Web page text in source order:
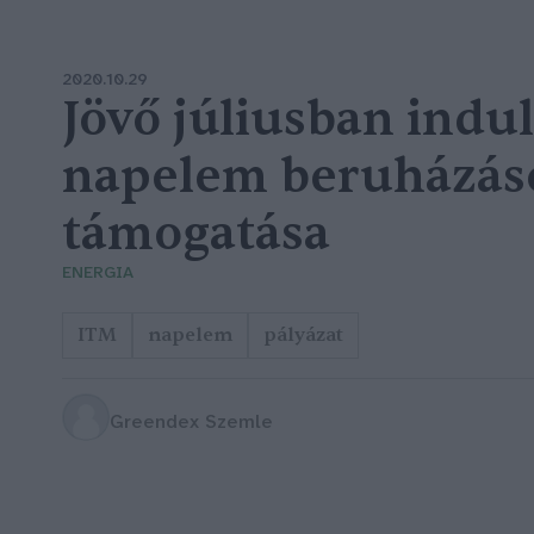
2020.10.29
Jövő júliusban
napelem
támogatása
ENERGIA
ITM napelem pályázat
Greendex Szemle